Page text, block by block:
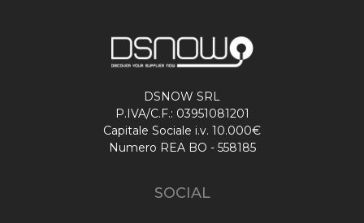
DSNOW SRL
P.IVA/C.F.: 03951081201
Capitale Sociale i.v. 10.000€
Numero REA BO - 558185
SOCIAL